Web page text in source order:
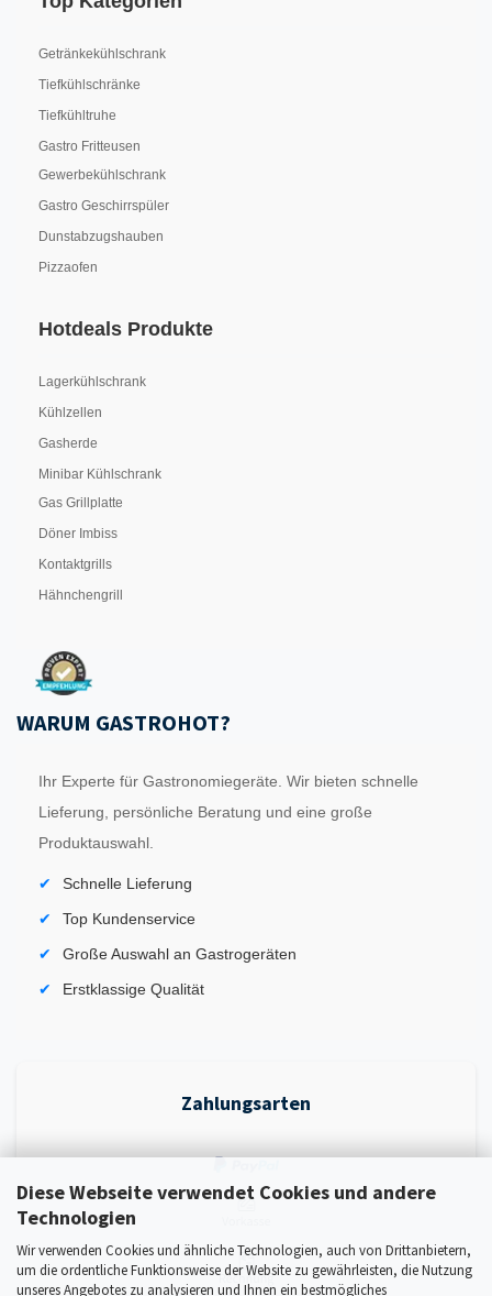
Diese Webseite verwendet Cookies und andere
Technologien
Wir verwenden Cookies und ähnliche Technologien, auch von Drittanbietern,
um die ordentliche Funktionsweise der Website zu gewährleisten, die Nutzung
unseres Angebotes zu analysieren und Ihnen ein bestmögliches
Getränkekühlschrank
Tiefkühlschränke
Tiefkühltruhe
Gastro Fritteusen
Gewerbekühlschrank
Gastro Geschirrspüler
Dunstabzugshauben
Pizzaofen
Hotdeals Produkte
Lagerkühlschrank
Kühlzellen
Gasherde
Minibar Kühlschrank
Gas Grillplatte
Döner Imbiss
Kontaktgrills
Hähnchengrill
WARUM GASTROHOT?
Ihr Experte für Gastronomiegeräte. Wir bieten schnelle
Lieferung, persönliche Beratung und eine große
Produktauswahl.
Schnelle Lieferung
Top Kundenservice
Große Auswahl an Gastrogeräten
Erstklassige Qualität
Zahlungsarten